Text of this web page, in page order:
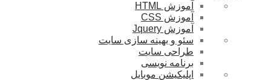
آموزش HTML
آموزش CSS
آموزش Jquery
سئو و بهینه سازی سایت
طراحی سایت
برنامه نویسی
اپلیکیشن موبایل